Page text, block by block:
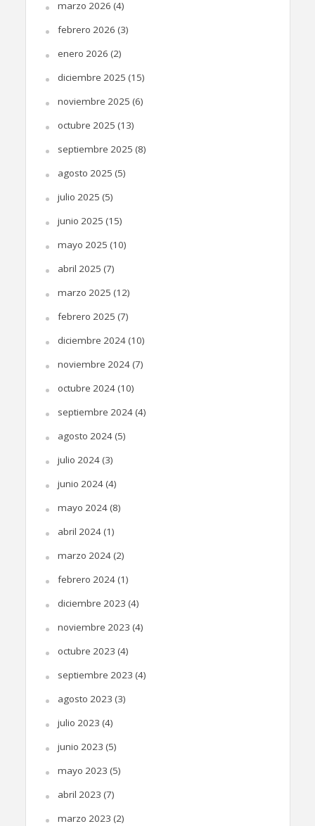
marzo 2026 (4)
febrero 2026 (3)
enero 2026 (2)
diciembre 2025 (15)
noviembre 2025 (6)
octubre 2025 (13)
septiembre 2025 (8)
agosto 2025 (5)
julio 2025 (5)
junio 2025 (15)
mayo 2025 (10)
abril 2025 (7)
marzo 2025 (12)
febrero 2025 (7)
diciembre 2024(10)
noviembre 2024(7)
octubre 2024(10)
septiembre 2024(4)
agosto 2024(5)
julio 2024(3)
junio 2024(4)
mayo 2024(8)
abril 2024(1)
marzo 2024(2)
febrero 2024(1)
diciembre 2023 (4)
noviembre 2023 (4)
octubre 2023 (4)
septiembre 2023 (4)
agosto 2023 (3)
julio 2023 (4)
junio 2023 (5)
mayo 2023 (5)
abril 2023 (7)
marzo 2023 (2)